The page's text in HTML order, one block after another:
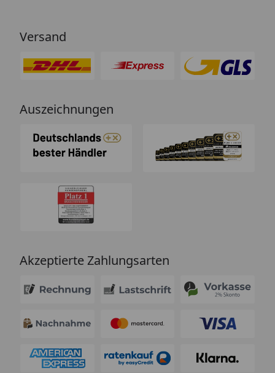
Versand
Auszeichnungen
Akzeptierte Zahlungsarten